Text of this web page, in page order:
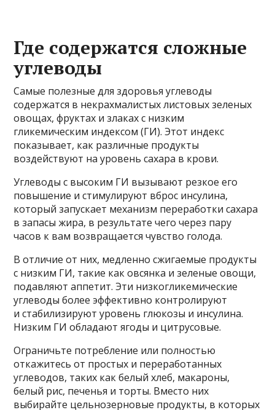
Где содержатся сложные
углеводы
Самые полезные для здоровья углеводы
содержатся в некрахмалистых листовых зеленых
овощах, фруктах и злаках с низким
гликемическим индексом (ГИ). Этот индекс
показывает, как различные продукты
воздействуют на уровень сахара в крови.
Углеводы с высоким ГИ вызывают резкое его
повышение и стимулируют вброс инсулина,
который запускает механизм переработки сахара
в запасы жира, в результате чего через пару
часов к вам возвращается чувство голода.
В отличие от них, медленно сжигаемые продукты
с низким ГИ, такие как овсянка и зеленые овощи,
подавляют аппетит. Эти низкогликемические
углеводы более эффективно контролируют
и стабилизируют уровень глюкозы и инсулина.
Низким ГИ обладают ягоды и цитрусовые.
Ограничьте потребление или полностью
откажитесь от простых и переработанных
углеводов, таких как белый хлеб, макароны,
белый рис, печенья и торты. Вместо них
выбирайте цельнозерновые продукты, в которых